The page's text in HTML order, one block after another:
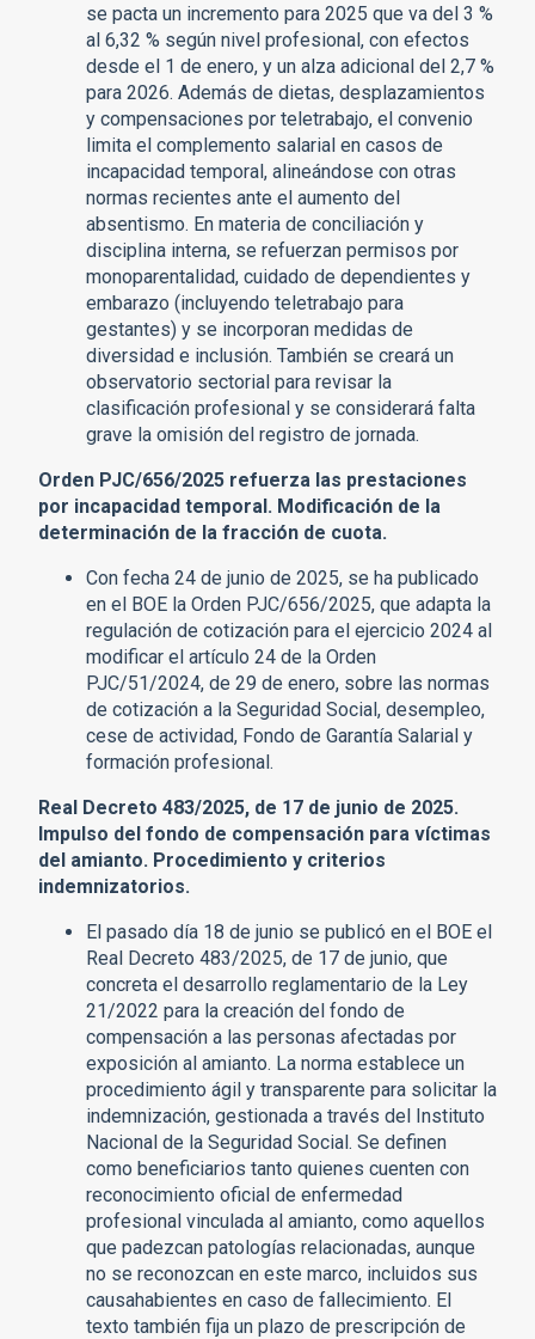
se pacta un incremento para 2025 que va del 3 %
al 6,32 % según nivel profesional, con efectos
desde el 1 de enero, y un alza adicional del 2,7 %
para 2026. Además de dietas, desplazamientos
y compensaciones por teletrabajo, el convenio
limita el complemento salarial en casos de
incapacidad temporal, alineándose con otras
normas recientes ante el aumento del
absentismo. En materia de conciliación y
disciplina interna, se refuerzan permisos por
monoparentalidad, cuidado de dependientes y
embarazo (incluyendo teletrabajo para
gestantes) y se incorporan medidas de
diversidad e inclusión. También se creará un
observatorio sectorial para revisar la
clasificación profesional y se considerará falta
grave la omisión del registro de jornada.
Orden PJC/656/2025 refuerza las prestaciones
por incapacidad temporal. Modificación de la
determinación de la fracción de cuota.
Con fecha 24 de junio de 2025, se ha publicado
en el BOE la Orden PJC/656/2025, que adapta la
regulación de cotización para el ejercicio 2024 al
modificar el artículo 24 de la Orden
PJC/51/2024, de 29 de enero, sobre las normas
de cotización a la Seguridad Social, desempleo,
cese de actividad, Fondo de Garantía Salarial y
formación profesional.
Real Decreto 483/2025, de 17 de junio de 2025.
Impulso del fondo de compensación para víctimas
del amianto. Procedimiento y criterios
indemnizatorios.
El pasado día 18 de junio se publicó en el BOE el
Real Decreto 483/2025, de 17 de junio, que
concreta el desarrollo reglamentario de la Ley
21/2022 para la creación del fondo de
compensación a las personas afectadas por
exposición al amianto. La norma establece un
procedimiento ágil y transparente para solicitar la
indemnización, gestionada a través del Instituto
Nacional de la Seguridad Social. Se definen
como beneficiarios tanto quienes cuenten con
reconocimiento oficial de enfermedad
profesional vinculada al amianto, como aquellos
que padezcan patologías relacionadas, aunque
no se reconozcan en este marco, incluidos sus
causahabientes en caso de fallecimiento. El
texto también fija un plazo de prescripción de